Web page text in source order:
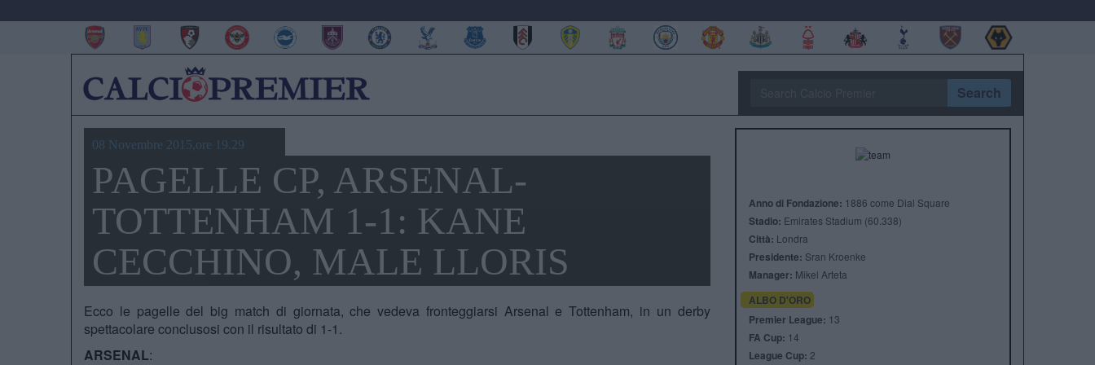
Search
08 Novembre 2015,ore 19.29
PAGELLE CP, ARSENAL-
TOTTENHAM 1-1: KANE
CECCHINO, MALE LLORIS
Ecco le pagelle del big match di giornata, che vedeva fronteggiarsi Arsenal e Tottenham, in un derby
spettacolare conclusosi con il risultato di 1-1.
ARSENAL:
Anno di Fondazione: 1886 come Dial Square
Stadio: Emirates Stadium (60.338)
Città: Londra
Presidente: Sran Kroenke
Manager: Mikel Arteta
ALBO D'ORO
Premier League: 13
FA Cup: 14
League Cup: 2